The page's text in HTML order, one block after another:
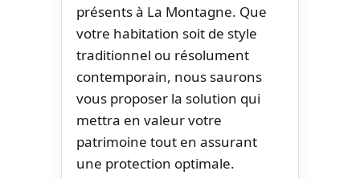
présents à La Montagne. Que
votre habitation soit de style
traditionnel ou résolument
contemporain, nous saurons
vous proposer la solution qui
mettra en valeur votre
patrimoine tout en assurant
une protection optimale.